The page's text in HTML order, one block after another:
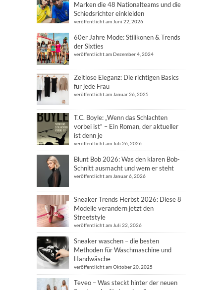
Marken die 48 Nationalteams und die
Schiedsrichter einkleiden
veröffentlicht am Juni 22, 2026
60er Jahre Mode: Stilikonen & Trends
der Sixties
veröffentlicht am Dezember 4, 2024
Zeitlose Eleganz: Die richtigen Basics
für jede Frau
veröffentlicht am Januar 26, 2025
T.C. Boyle: „Wenn das Schlachten
vorbei ist“ – Ein Roman, der aktueller
ist denn je
veröffentlicht am Juli 26, 2026
Blunt Bob 2026: Was den klaren Bob-
Schnitt ausmacht und wem er steht
veröffentlicht am Januar 6, 2026
Sneaker Trends Herbst 2026: Diese 8
Modelle verändern jetzt den
Streetstyle
veröffentlicht am Juli 22, 2026
Sneaker waschen – die besten
Methoden für Waschmaschine und
Handwäsche
veröffentlicht am Oktober 20, 2025
Teveo – Was steckt hinter der neuen